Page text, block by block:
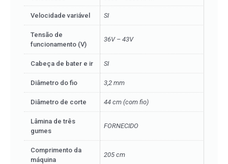
Velocidade variável SI
Tensão de
funcionamento (V)
36V – 43V
Cabeça de bater e ir SI
Diâmetro do fio 3,2 mm
Diâmetro de corte 44 cm (com fio)
Lâmina de três
gumes
FORNECIDO
Comprimento da
máquina
205 cm